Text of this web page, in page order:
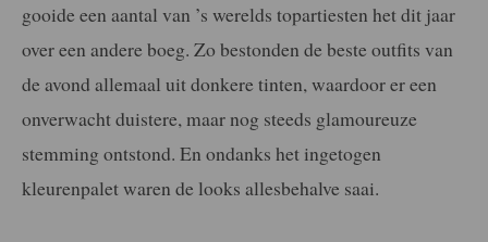
gooide een aantal van ’s werelds topartiesten het dit jaar
over een andere boeg. Zo bestonden de beste outfits van
de avond allemaal uit donkere tinten, waardoor er een
onverwacht duistere, maar nog steeds glamoureuze
stemming ontstond. En ondanks het ingetogen
kleurenpalet waren de looks allesbehalve saai.